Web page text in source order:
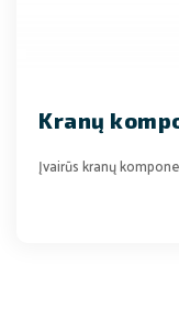
Kranų
Įvairūs kranų